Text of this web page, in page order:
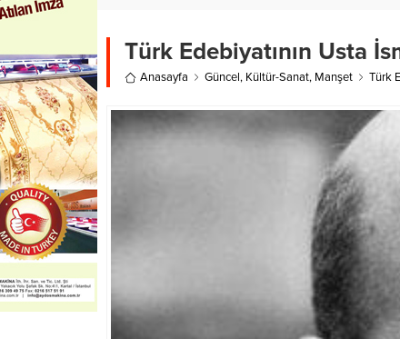
Türk Edebiyatının Usta
Anasayfa Güncel, Kültür-Sanat, Manşet Türk